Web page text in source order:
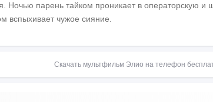
Ночью парень тайком проникает в операторскую и
вспыхивает чужое сияние.
Скачать мультфильм Элио на телефон